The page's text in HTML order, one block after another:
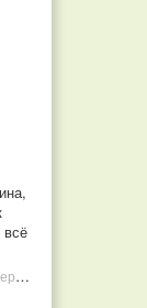
всё
Товарищи, это РАЗВОД! Почему малиновых деревьев не бывает, или Как ушлые продавцы наживаются на мечтах садоводов